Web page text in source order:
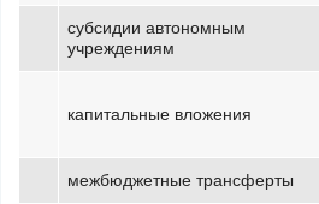
субсидии автономным
учреждениям
капитальные вложения
межбюджетные трансферты